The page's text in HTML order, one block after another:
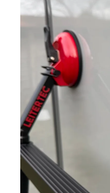
Technische
einer Leiter
Max. Leiterlänge
Max. Arbeitshöhe
Maße
Gewicht inkl. Saugnäpfe